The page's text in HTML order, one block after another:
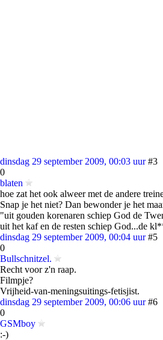
dinsdag 29 september 2009, 00:03 uur #3
0
blaten
hoe zat het ook alweer met de andere
Snap je het niet? Dan bewonder je het
"uit gouden korenaren schiep God de
uit het kaf en de resten schiep God...de
dinsdag 29 september 2009, 00:04 uur #5
0
Bullschnitzel.
Recht voor z'n raap.
Filmpje?
Vrijheid-van-meningsuitings-fetisjist.
dinsdag 29 september 2009, 00:06 uur #6
0
GSMboy
:-)